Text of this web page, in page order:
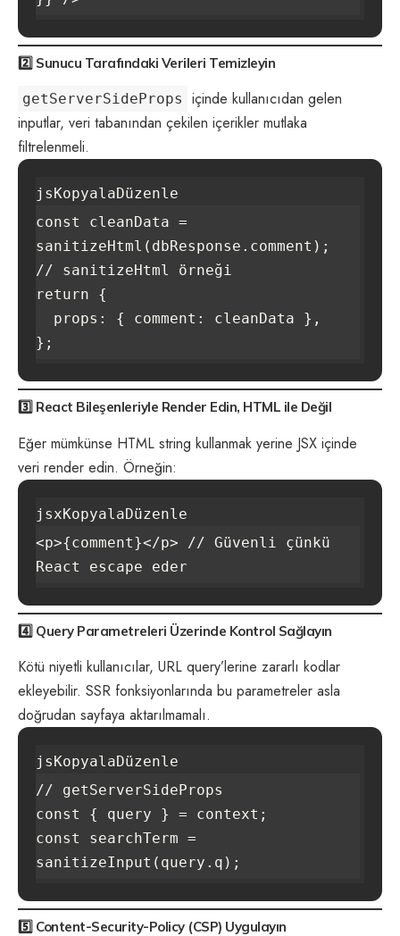
2️⃣ Sunucu Tarafındaki Verileri Temizleyin
getServerSideProps
içinde kullanıcıdan gelen
inputlar, veri tabanından çekilen içerikler mutlaka
filtrelenmeli.
jsKopyalaDüzenle
const cleanData =
sanitizeHtml(dbResponse.comment);
// sanitizeHtml örneği
return {
3️⃣ React Bileşenleriyle Render Edin, HTML ile Değil
Eğer mümkünse HTML string kullanmak yerine JSX içinde
veri render edin. Örneğin:
jsxKopyalaDüzenle
<p>{comment}</p> // Güvenli çünkü
4️⃣ Query Parametreleri Üzerinde Kontrol Sağlayın
Kötü niyetli kullanıcılar, URL query’lerine zararlı kodlar
ekleyebilir. SSR fonksiyonlarında bu parametreler asla
doğrudan sayfaya aktarılmamalı.
jsKopyalaDüzenle
// getServerSideProps
const { query } = context;
const searchTerm =
5️⃣ Content-Security-Policy (CSP) Uygulayın